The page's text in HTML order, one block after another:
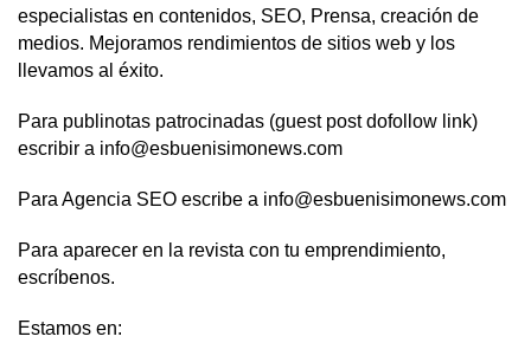
especialistas en contenidos, SEO, Prensa, creación de
medios. Mejoramos rendimientos de sitios web y los
llevamos al éxito.
Para publinotas patrocinadas (guest post dofollow link)
escribir a info@esbuenisimonews.com
Para Agencia SEO escribe a info@esbuenisimonews.com
Para aparecer en la revista con tu emprendimiento,
escríbenos.
Estamos en: